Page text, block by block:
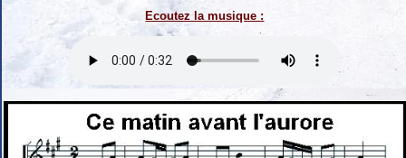
Ecoutez la musique :